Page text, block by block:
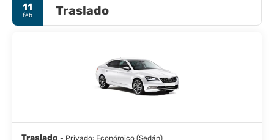
11
feb Traslado
Traslado - Privado: Económico (Sedán)